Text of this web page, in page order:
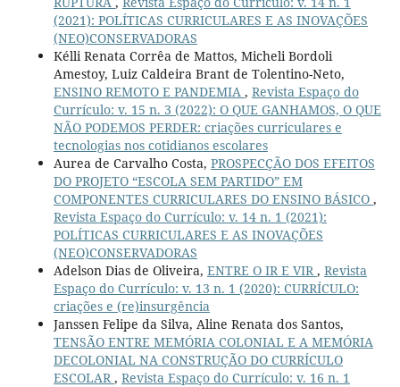
(2021): POLÍTICAS CURRICULARES E AS INOVAÇÕES
(NEO)CONSERVADORAS
Kélli Renata Corrêa de Mattos, Micheli Bordoli
Amestoy, Luiz Caldeira Brant de Tolentino-Neto,
ENSINO REMOTO E PANDEMIA , Revista Espaço do
Currículo: v. 15 n. 3 (2022): O QUE GANHAMOS, O QUE
NÃO PODEMOS PERDER: criações curriculares e
tecnologias nos cotidianos escolares
Aurea de Carvalho Costa, PROSPECÇÃO DOS EFEITOS
DO PROJETO “ESCOLA SEM PARTIDO” EM
COMPONENTES CURRICULARES DO ENSINO BÁSICO ,
Revista Espaço do Currículo: v. 14 n. 1 (2021):
POLÍTICAS CURRICULARES E AS INOVAÇÕES
(NEO)CONSERVADORAS
Adelson Dias de Oliveira, ENTRE O IR E VIR, Revista
Espaço do Currículo: v. 13 n. 1 (2020): CURRÍCULO:
criações e (re)insurgência
Janssen Felipe da Silva, Aline Renata dos Santos,
TENSÃO ENTRE MEMÓRIA COLONIAL E A MEMÓRIA
DECOLONIAL NA CONSTRUÇÃO DO CURRÍCULO
ESCOLAR, Revista Espaço do Currículo: v. 16 n. 1